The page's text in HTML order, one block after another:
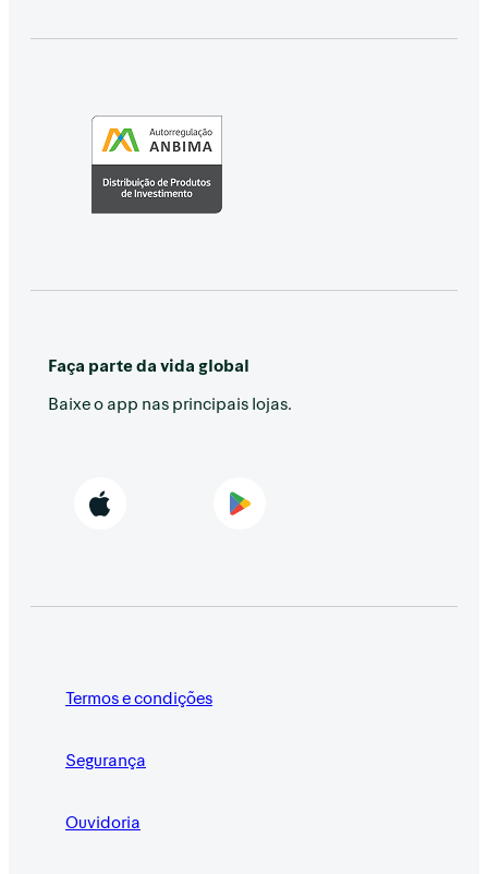
Faça parte da vida global
Baixe o app nas principais lojas.
Termos e condições
Segurança
Ouvidoria